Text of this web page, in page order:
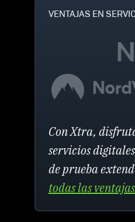
VENTAJAS EN
Con Xtra,
servicios
de prueba
todas las